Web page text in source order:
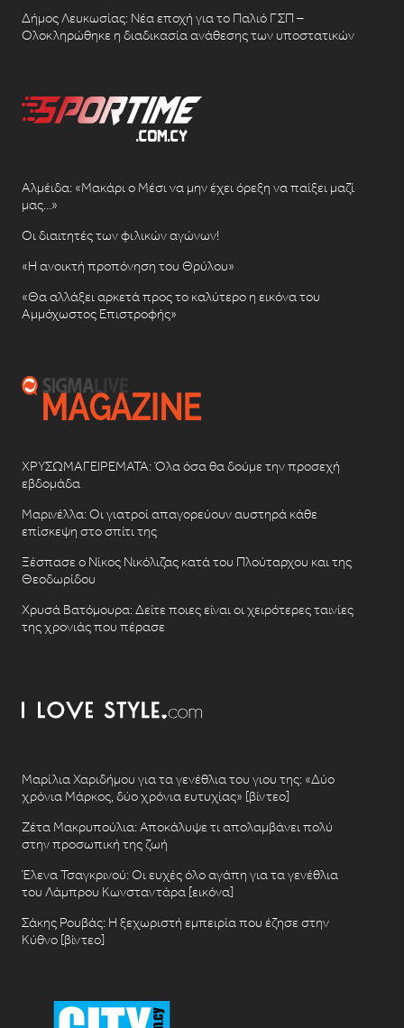
Δήμος Λευκωσίας: Νέα εποχή για το Παλιό ΓΣΠ –
Ολοκληρώθηκε η διαδικασία ανάθεσης των υποστατικών
Αλμέιδα: «Μακάρι ο Μέσι να μην έχει όρεξη να παίξει μαζί
μας…»
Οι διαιτητές των φιλικών αγώνων!
«Η ανοικτή προπόνηση του Θρύλου»
«Θα αλλάξει αρκετά προς το καλύτερο η εικόνα του
Αμμόχωστος Επιστροφής»
ΧΡΥΣΩΜΑΓΕΙΡΕΜΑΤΑ: Όλα όσα θα δούμε την προσεχή
εβδομάδα
Μαρινέλλα: Οι γιατροί απαγορεύουν αυστηρά κάθε
επίσκεψη στο σπίτι της
Ξέσπασε ο Νίκος Νικόλιζας κατά του Πλούταρχου και της
Θεοδωρίδου
Χρυσά Βατόμουρα: Δείτε ποιες είναι οι χειρότερες ταινίες
της χρονιάς που πέρασε
Μαρίλια Χαριδήμου για τα γενέθλια του γιου της: «Δύο
χρόνια Μάρκος, δύο χρόνια ευτυχίας» [βίντεο]
Ζέτα Μακρυπούλια: Αποκάλυψε τι απολαμβάνει πολύ
στην προσωπική της ζωή
Έλενα Τσαγκρινού: Οι ευχές όλο αγάπη για τα γενέθλια
του Λάμπρου Κωνσταντάρα [εικόνα]
Σάκης Ρουβάς: Η ξεχωριστή εμπειρία που έζησε στην
Κύθνο [βίντεο]